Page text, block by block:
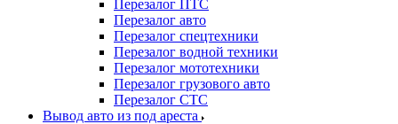
Перезалог ПТС
Перезалог авто
Перезалог спецтехники
Перезалог водной техники
Перезалог мототехники
Перезалог грузового авто
Перезалог СТС
Вывод авто из под ареста